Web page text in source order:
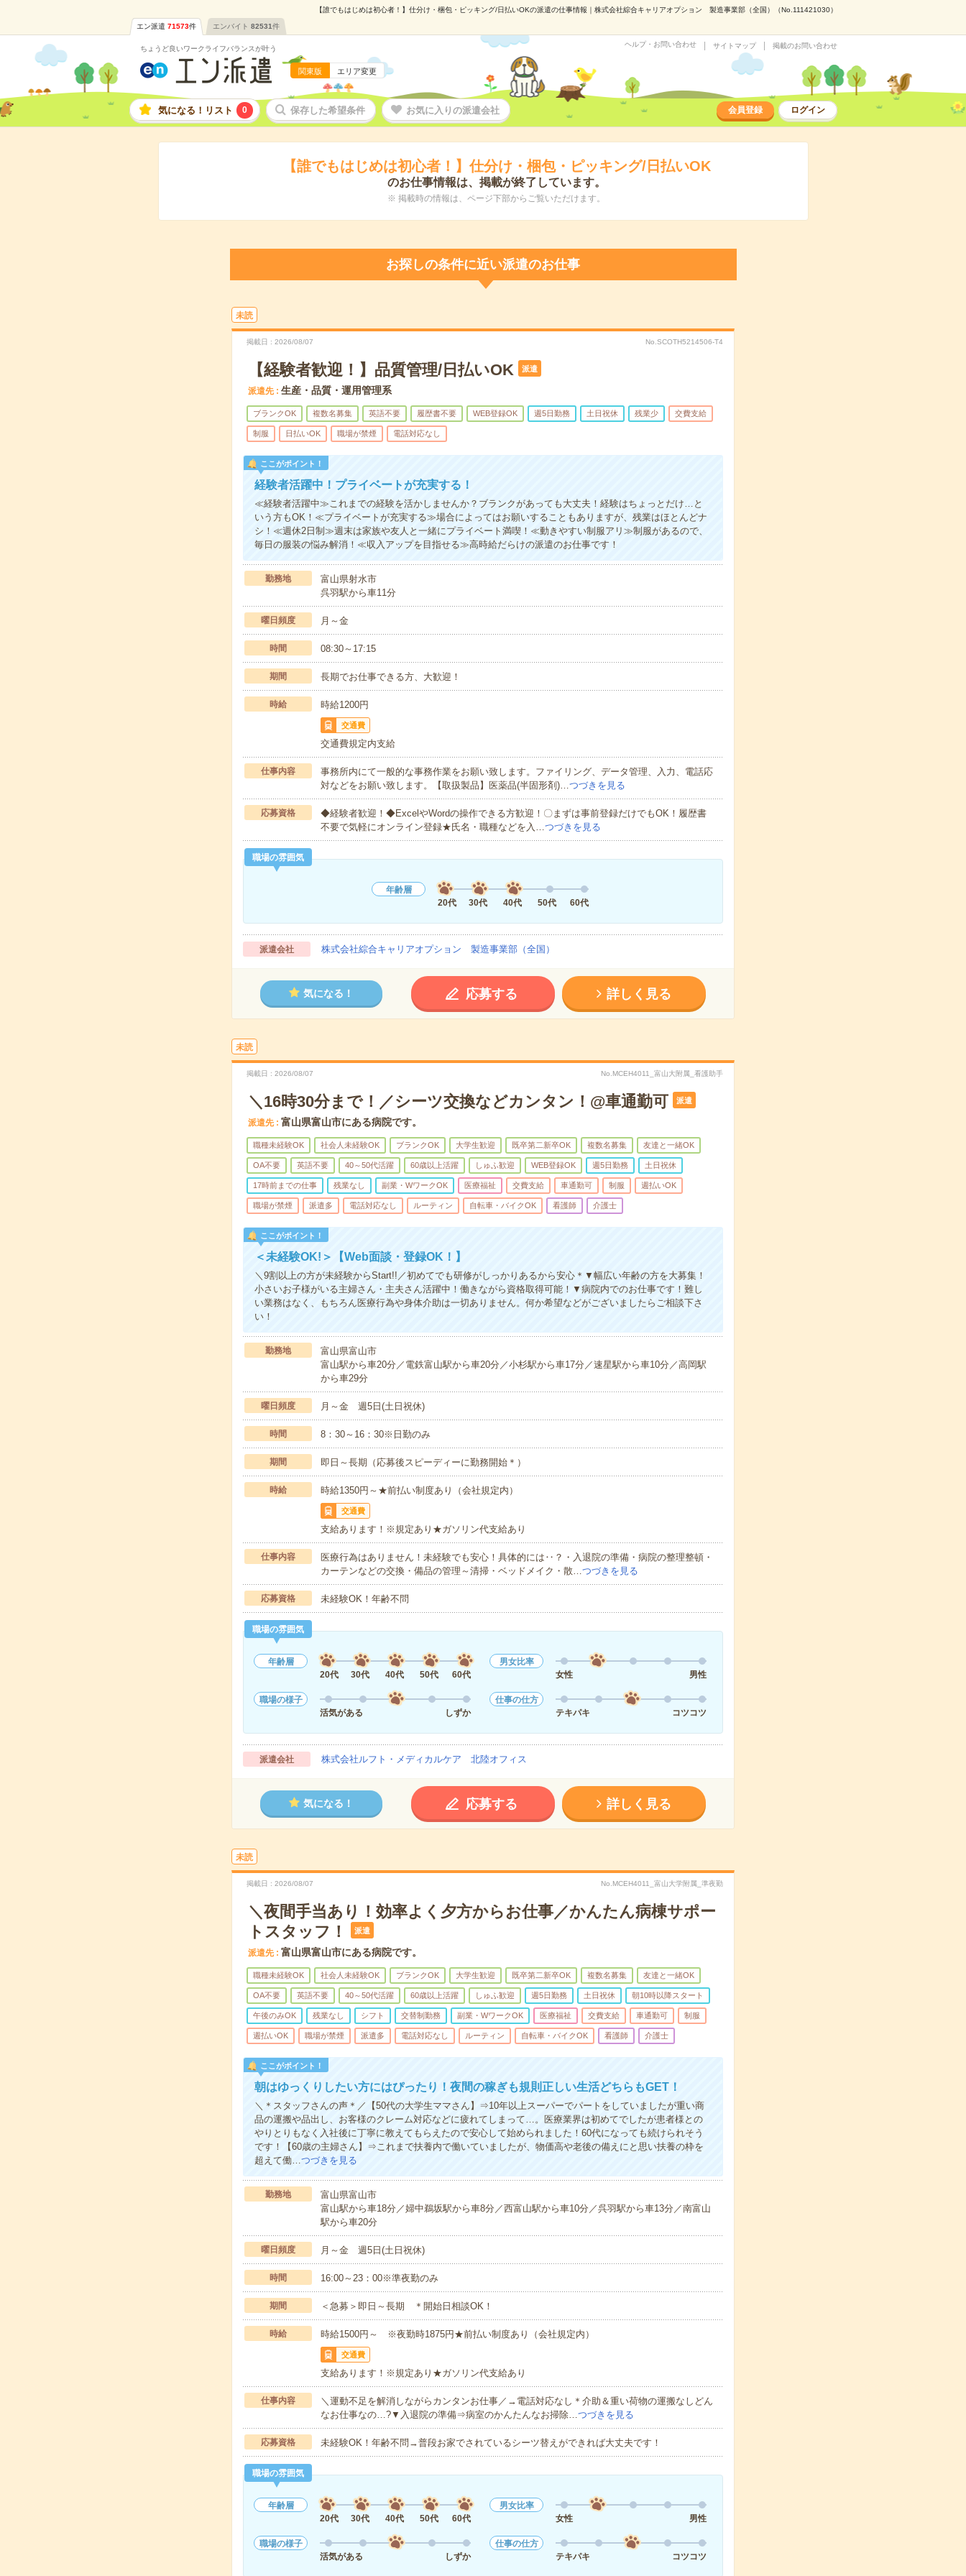
【誰でもはじめは初心者！】仕分け・梱包・ピッキング/日払いOKの派遣の仕事情報｜株式会社綜合キャリアオプション 製造事業部（全国）（No.111421030）
エン派遣 71573件 エンバイト 82531件
ちょうど良いワークライフバランスが叶う
関東版 エリア変更
ヘルプ・お問い合わせ サイトマップ 掲載のお問い合わせ
気になる！リスト 0 保存した希望条件 お気に入りの派遣会社 会員登録 ログイン
【誰でもはじめは初心者！】仕分け・梱包・ピッキング/日払いOK
のお仕事情報は、掲載が終了しています。
※ 掲載時の情報は、ページ下部からご覧いただけます。
お探しの条件に近い派遣のお仕事
未読
掲載日 2026/08/07 No.SCOTH5214506-T4
【経験者歓迎！】品質管理/日払いOK 派遣
派遣先 生産・品質・運用管理系
ブランクOK 複数名募集 英語不要 履歴書不要 WEB登録OK 週5日勤務 土日祝休 残業少 交費支給
制服 日払いOK 職場が禁煙 電話対応なし
ここがポイント！
経験者活躍中！プライベートが充実する！
≪経験者活躍中≫これまでの経験を活かしませんか？ブランクがあっても大丈夫！経験はちょっとだけ…と
いう方もOK！≪プライベートが充実する≫場合によってはお願いすることもありますが、残業はほとんどナ
シ！≪週休2日制≫週末は家族や友人と一緒にプライベート満喫！≪動きやすい制服アリ≫制服があるので、
毎日の服装の悩み解消！≪収入アップを目指せる≫高時給だらけの派遣のお仕事です！
勤務地
富山県射水市
呉羽駅から車11分
曜日頻度 月～金
時間 08:30～17:15
期間 長期でお仕事できる方、大歓迎！
時給 時給1200円
交通費
交通費規定内支給
仕事内容
事務所内にて一般的な事務作業をお願い致します。ファイリング、データ管理、入力、電話応
対などをお願い致します。【取扱製品】医薬品(半固形剤)…つづきを見る
応募資格
◆経験者歓迎！◆ExcelやWordの操作できる方歓迎！〇まずは事前登録だけでもOK！履歴書
不要で気軽にオンライン登録★氏名・職種などを入…つづきを見る
職場の雰囲気
年齢層
20代
30代 40代 50代 60代
派遣会社 株式会社綜合キャリアオプション 製造事業部（全国）
気になる！ 応募する 詳しく見る
未読
掲載日 2026/08/07 No.MCEH4011_富山大附属_看護助手
＼16時30分まで！／シーツ交換などカンタン！@車通勤可 派遣
派遣先 富山県富山市にある病院です。
職種未経験OK 社会人未経験OK ブランクOK 大学生歓迎 既卒第二新卒OK 複数名募集 友達と一緒OK
OA不要 英語不要 40～50代活躍 60歳以上活躍 しゅふ歓迎 WEB登録OK 週5日勤務 土日祝休
17時前までの仕事 残業なし 副業・WワークOK 医療福祉 交費支給 車通勤可 制服 週払いOK
職場が禁煙 派遣多 電話対応なし ルーティン 自転車・バイクOK 看護師 介護士
ここがポイント！
＜未経験OK!＞【Web面談・登録OK！】
＼9割以上の方が未経験からStart!!／初めてでも研修がしっかりあるから安心＊▼幅広い年齢の方を大募集！
小さいお子様がいる主婦さん・主夫さん活躍中！働きながら資格取得可能！▼病院内でのお仕事です！難し
い業務はなく、もちろん医療行為や身体介助は一切ありません。何か希望などがございましたらご相談下さ
い！
勤務地
富山県富山市
富山駅から車20分／電鉄富山駅から車20分／小杉駅から車17分／速星駅から車10分／高岡駅
から車29分
曜日頻度 月～金 週5日(土日祝休)
時間 8：30～16：30※日勤のみ
期間 即日～長期（応募後スピーディーに勤務開始＊）
時給 時給1350円～★前払い制度あり（会社規定内）
交通費
支給あります！※規定あり★ガソリン代支給あり
仕事内容
医療行為はありません！未経験でも安心！具体的には‥？・入退院の準備・病院の整理整頓・
カーテンなどの交換・備品の管理～清掃・ベッドメイク・散…つづきを見る
応募資格 未経験OK！年齢不問
職場の雰囲気
年齢層
20代
30代 40代 50代 60代
男女比率
女性
男性
職場の様子
活気がある
しずか
仕事の仕方
テキパキ
コツコツ
派遣会社 株式会社ルフト・メディカルケア 北陸オフィス
気になる！ 応募する 詳しく見る
未読
掲載日 2026/08/07 No.MCEH4011_富山大学附属_準夜勤
＼夜間手当あり！効率よく夕方からお仕事／かんたん病棟サポー
トスタッフ！
派遣
派遣先 富山県富山市にある病院です。
職種未経験OK 社会人未経験OK ブランクOK 大学生歓迎 既卒第二新卒OK 複数名募集 友達と一緒OK
OA不要 英語不要 40～50代活躍 60歳以上活躍 しゅふ歓迎 週5日勤務 土日祝休 朝10時以降スタート
午後のみOK 残業なし シフト 交替制勤務 副業・WワークOK 医療福祉 交費支給 車通勤可 制服
週払いOK 職場が禁煙 派遣多 電話対応なし ルーティン 自転車・バイクOK 看護師 介護士
ここがポイント！
朝はゆっくりしたい方にはぴったり！夜間の稼ぎも規則正しい生活どちらもGET！
＼＊スタッフさんの声＊／【50代の大学生ママさん】⇒10年以上スーパーでパートをしていましたが重い商
品の運搬や品出し、お客様のクレーム対応などに疲れてしまって…。医療業界は初めてでしたが患者様との
やりとりもなく入社後に丁寧に教えてもらえたので安心して始められました！60代になっても続けられそう
です！【60歳の主婦さん】⇒これまで扶養内で働いていましたが、物価高や老後の備えにと思い扶養の枠を
超えて働…つづきを見る
勤務地
富山県富山市
富山駅から車18分／婦中鵜坂駅から車8分／西富山駅から車10分／呉羽駅から車13分／南富山
駅から車20分
曜日頻度 月～金 週5日(土日祝休)
時間 16:00～23：00※準夜勤のみ
期間 ＜急募＞即日～長期 ＊開始日相談OK！
時給 時給1500円～ ※夜勤時1875円★前払い制度あり（会社規定内）
交通費
支給あります！※規定あり★ガソリン代支給あり
仕事内容
＼運動不足を解消しながらカンタンお仕事／→電話対応なし＊介助＆重い荷物の運搬なしどん
なお仕事なの…?▼入退院の準備⇒病室のかんたんなお掃除…つづきを見る
応募資格 未経験OK！年齢不問→普段お家でされているシーツ替えができれば大丈夫です！
職場の雰囲気
年齢層
20代
30代 40代 50代 60代
男女比率
女性
男性
職場の様子
活気がある
しずか
仕事の仕方
テキパキ
コツコツ